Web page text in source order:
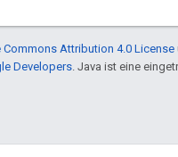
Commons Attribution 4.0 License
Developers . Java ist eine